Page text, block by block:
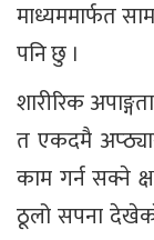
माध्यममार्फत
पनि छु ।
शारीरिक
त एकदमै
काम गर्न सक्ने
ठूलो सपना